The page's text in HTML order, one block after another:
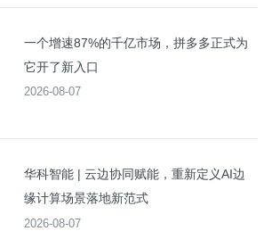
一个增速87%的千亿市场，拼多多正式为
它开了新入口
2026-08-07
华科智能 | 云边协同赋能，重新定义AI边
缘计算场景落地新范式
2026-08-07